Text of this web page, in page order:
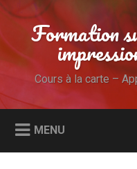
Accéder
au
contenu
principal
RechercheFormation
Cours à la carte –
MENU